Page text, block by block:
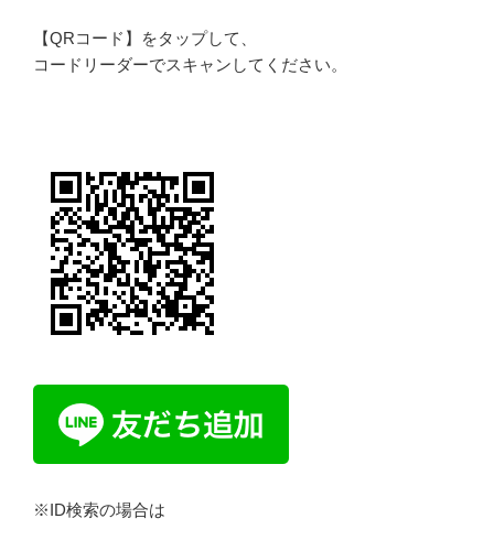
【QRコード】をタップして、
コードリーダーでスキャン してください。
※ID検索の場合は